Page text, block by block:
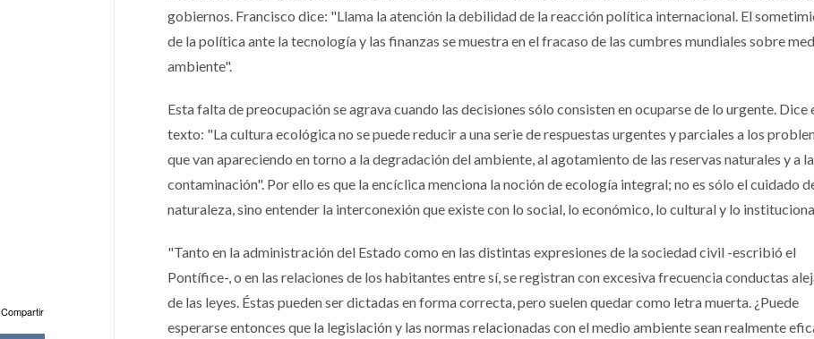
gobiernos. Francisco dice: "Llama la atención la debilidad de la reacción política internacional. El
de la política ante la tecnología y las finanzas se muestra en el fracaso de las cumbres mundiales sobre
ambiente".
Esta falta de preocupación se agrava cuando las decisiones sólo consisten en ocuparse de lo urgente. Dice
texto: "La cultura ecológica no se puede reducir a una serie de respuestas urgentes y parciales a los
que van apareciendo en torno a la degradación del ambiente, al agotamiento de las reservas naturales y a la
contaminación". Por ello es que la encíclica menciona la noción de ecología integral; no es sólo el cuidado
naturaleza, sino entender la interconexión que existe con lo social, lo económico, lo cultural y lo
"Tanto en la administración del Estado como en las distintas expresiones de la sociedad civil -escribió el
Pontífice-, o en las relaciones de los habitantes entre sí, se registran con excesiva frecuencia conductas
de las leyes. Éstas pueden ser dictadas en forma correcta, pero suelen quedar como letra muerta. ¿Puede
esperarse entonces que la legislación y las normas relacionadas con el medio ambiente sean realmente
Compartir